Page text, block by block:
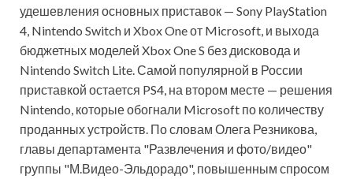
удешевления основных приставок — Sony PlayStation
4, Nintendo Switch и Xbox One от Microsoft, и выхода
бюджетных моделей Xbox One S без дисковода и
Nintendo Switch Lite. Самой популярной в России
приставкой остается PS4, на втором месте — решения
Nintendo, которые обогнали Microsoft по количеству
проданных устройств. По словам Олега Резникова,
главы департамента "Развлечения и фото/видео"
группы "М.Видео-Эльдорадо", повышенным спросом